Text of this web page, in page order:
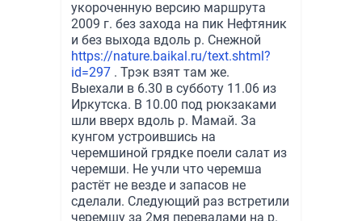
укороченную версию маршрута
2009 г. без захода на пик Нефтяник
и без выхода вдоль р. Снежной
https://nature.baikal.ru/text.shtml?
id=297 . Трэк взят там же.
Выехали в 6.30 в субботу 11.06 из
Иркутска. В 10.00 под рюкзаками
шли вверх вдоль р. Мамай. За
кунгом устроившись на
черемшиной грядке поели салат из
черемши. Не учли что черемша
растёт не везде и запасов не
сделали. Следующий раз встретили
черемшу за 2мя перевалами на р.